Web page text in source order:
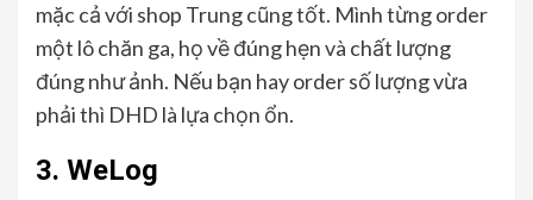
mặc cả với shop Trung cũng tốt. Mình từng order
một lô chăn ga, họ về đúng hẹn và chất lượng
đúng như ảnh. Nếu bạn hay order số lượng vừa
phải thì DHD là lựa chọn ổn.
3. WeLog